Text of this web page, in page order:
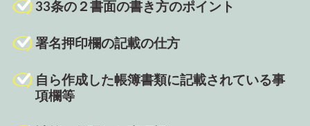
33条の２書面の書き方のポイント
署名押印欄の記載の仕方
自ら作成した帳簿書類に記載されている事
項欄等